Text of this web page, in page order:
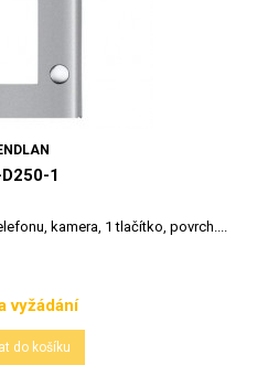
1
kamera, 1 tlačítko, povrch....
Cena
vyžádání
do košíku